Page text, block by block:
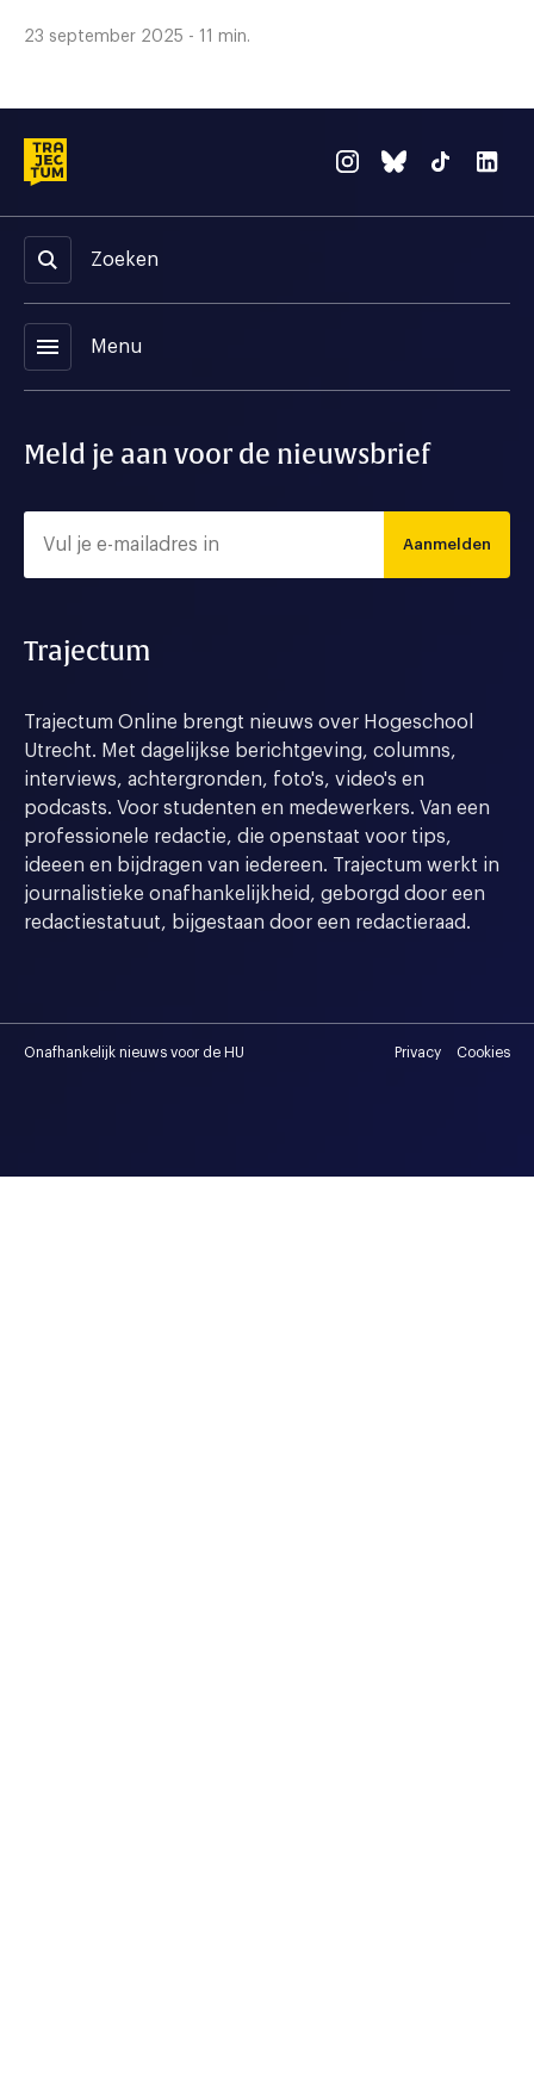
23 september 2025 - 11 min.
Zoeken
menu Menu
Meld je aan voor de nieuwsbrief
Aanmelden
Trajectum
Trajectum Online brengt nieuws over Hogeschool
Utrecht. Met dagelijkse berichtgeving, columns,
interviews, achtergronden, foto's, video's en
podcasts. Voor studenten en medewerkers. Van een
professionele redactie, die openstaat voor tips,
ideeen en bijdragen van iedereen. Trajectum werkt in
journalistieke onafhankelijkheid, geborgd door een
redactiestatuut, bijgestaan door een redactieraad.
Onafhankelijk nieuws voor de HU Privacy Cookies